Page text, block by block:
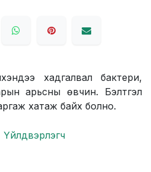
хадгалвал бактери,
арьсны өвчин. Бэлтгэл
хатаж байх болно.
Үйлдвэрлэгч